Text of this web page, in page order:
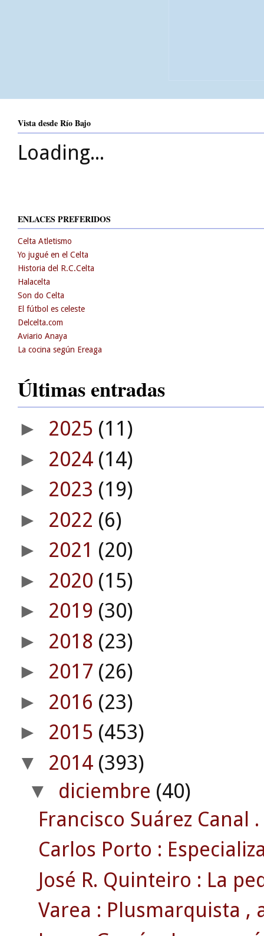
Vista desde Río Bajo
Loading...
ENLACES PREFERIDOS
Celta Atletismo
Yo jugué en el Celta
Historia del R.C.Celta
Halacelta
Son do Celta
El fútbol es celeste
Delcelta.com
Aviario Anaya
La cocina según Ereaga
Últimas entradas
► 2025 (11)
► 2024 (14)
► 2023 (19)
► 2022 (6)
► 2021 (20)
► 2020 (15)
► 2019 (30)
► 2018 (23)
► 2017 (26)
► 2016 (23)
► 2015 (453)
▼ 2014 (393)
▼ diciembre (40)
Francisco Suárez Canal .
Carlos Porto :
José R. Quinteiro : La
Varea : Plusmarquista ,